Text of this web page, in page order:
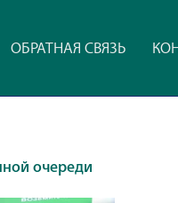
ОБРАТНАЯ СВЯЗЬ
очереди